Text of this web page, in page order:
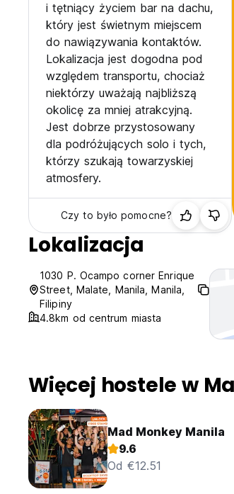
i tętniący życiem bar na dachu,
który jest świetnym miejscem
do nawiązywania kontaktów.
Lokalizacja jest dogodna pod
względem transportu, chociaż
niektórzy uważają najbliższą
okolicę za mniej atrakcyjną.
Jest dobrze przystosowany
dla podróżujących solo i tych,
którzy szukają towarzyskiej
atmosfery.
Czy to było pomocne?
Lokalizacja
1030 P. Ocampo corner Enrique
Street, Malate, Manila, Manila,
Filipiny
4.8km od centrum miasta
Więcej hostele w
Mad Monkey Manila
9.6
Od €12.51